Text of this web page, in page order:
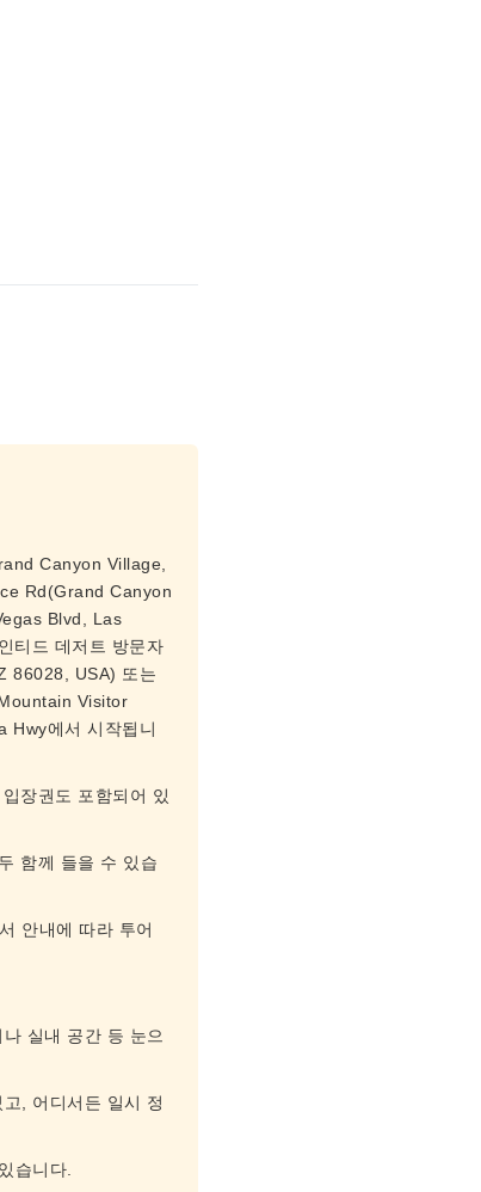
Canyon Village,
Rd(Grand Canyon
Blvd, Las
티드 데저트 방문자
86028, USA) 또는
Visitor
Hwy에서 시작됩니
장권도 포함되어 있
함께 들을 수 있습
안내에 따라 투어
실내 공간 등 눈으
, 어디서든 일시 정
습니다.